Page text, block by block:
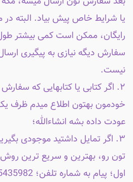
یا شرایط خاص پیش بیاد. البته در
رایگان، ممکن است کمی بیشتر
سفارش دیگه نیازی به پیگیری
نیست.
۲. اگر کتابی یا کتابهایی که
خودمون بهتون اطلاع میدم ظرف یک
عودت داده بشه انشاءالله؛
۳. اگر تمایل داشتید موجودی
تون رو، بهترین و سریع ترین
اول؛ پیام به شماره تلفن؛ 09165435982